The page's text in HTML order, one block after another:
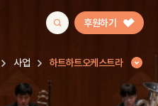
후원하기
사업 하트하트오케스트라